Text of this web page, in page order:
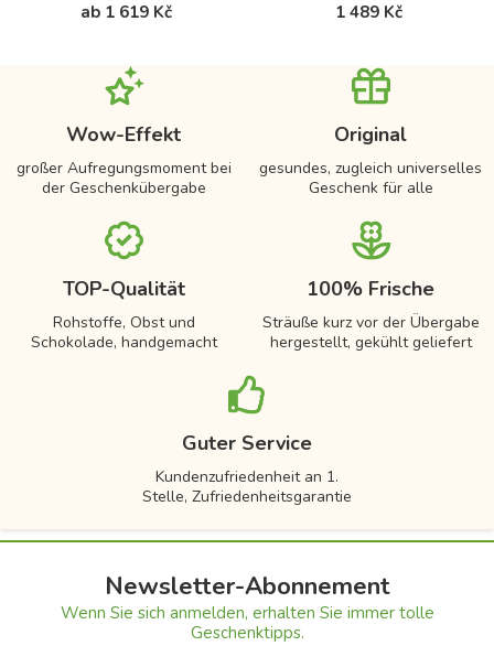
ab 1 619 Kč
1 489 Kč
Wow-Effekt
großer Aufregungsmoment bei
der Geschenkübergabe
Original
gesundes, zugleich universelles
Geschenk für alle
TOP-Qualität
Rohstoffe, Obst und
Schokolade, handgemacht
100% Frische
Sträuße kurz vor der Übergabe
hergestellt, gekühlt geliefert
Guter Service
Kundenzufriedenheit an 1.
Stelle, Zufriedenheitsgarantie
Newsletter-Abonnement
Wenn Sie sich anmelden, erhalten Sie immer tolle
Geschenktipps.